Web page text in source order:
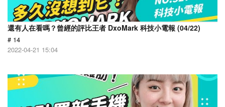
還有人在看嗎？曾經的評比王者 DxoMark 科技小電報 (04/22)
# 14
2022-04-21 15:04